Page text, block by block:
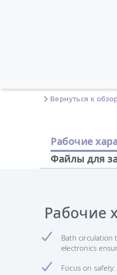
Вернуться к
Рабочие
Файлы для
Рабочие
Bath circulation
electronics
Focus on